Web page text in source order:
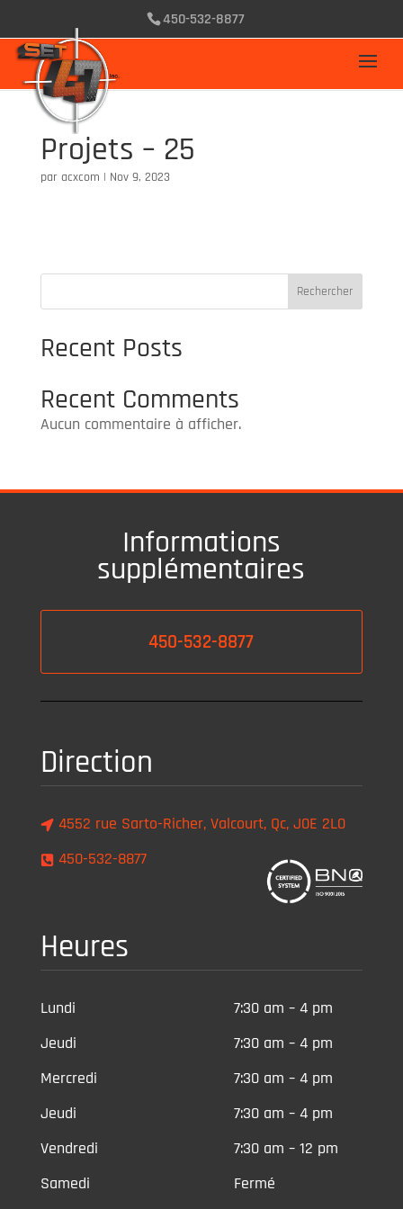
450-532-8877
Projets – 25
par acxcom | Nov 9, 2023
Rechercher
Recent Posts
Recent Comments
Aucun commentaire à afficher.
Informations
supplémentaires
450-532-8877
Direction
4552 rue Sarto-Richer, Valcourt, Qc, J0E 2L0
450-532-8877
Heures
Lundi
7:30 am – 4 pm
Jeudi
7:30 am – 4 pm
Mercredi
7:30 am – 4 pm
Jeudi
7:30 am – 4 pm
Vendredi
7:30 am – 12 pm
Samedi
Fermé